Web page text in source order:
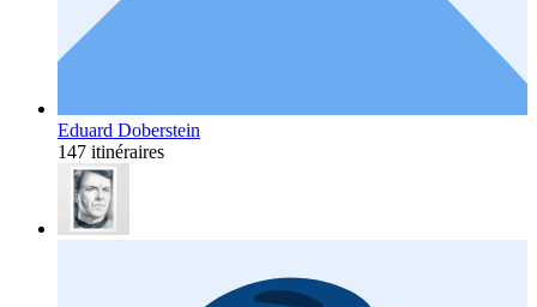
Eduard Doberstein
147 itinéraires